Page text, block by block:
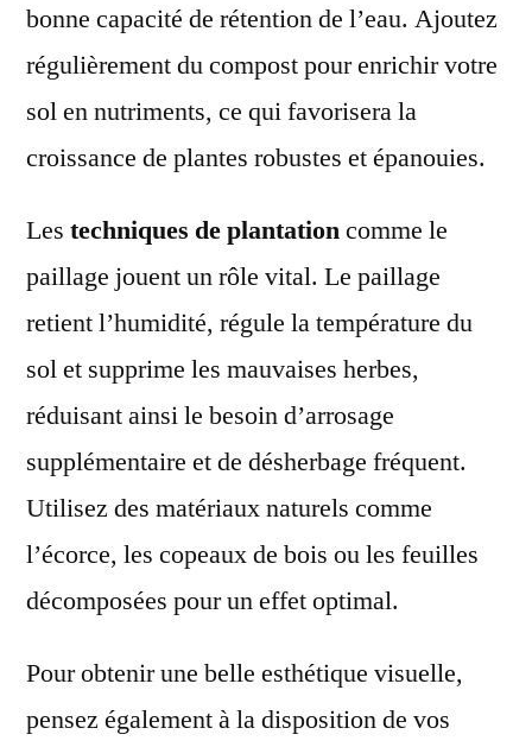
bonne capacité de rétention de l’eau. Ajoutez
régulièrement du compost pour enrichir votre
sol en nutriments, ce qui favorisera la
croissance de plantes robustes et épanouies.
Les techniques de plantationcomme le
paillage jouent un rôle vital. Le paillage
retient l’humidité, régule la température du
sol et supprime les mauvaises herbes,
réduisant ainsi le besoin d’arrosage
supplémentaire et de désherbage fréquent.
Utilisez des matériaux naturels comme
l’écorce, les copeaux de bois ou les feuilles
décomposées pour un effet optimal.
Pour obtenir une belle esthétique visuelle,
pensez également à la disposition de vos